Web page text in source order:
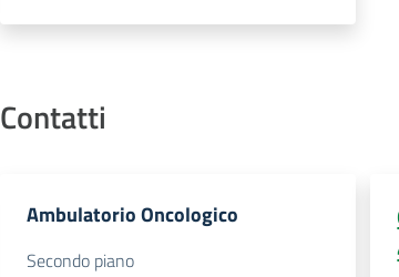
Contatti
Ambulatorio Oncologico
Secondo piano